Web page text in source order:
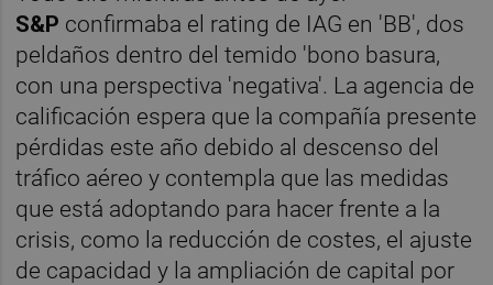
S&P confirmaba el rating de IAG en 'BB', dos
peldaños dentro del temido 'bono basura,
con una perspectiva 'negativa'. La agencia de
calificación espera que la compañía presente
pérdidas este año debido al descenso del
tráfico aéreo y contempla que las medidas
que está adoptando para hacer frente a la
crisis, como la reducción de costes, el ajuste
de capacidad y la ampliación de capital por